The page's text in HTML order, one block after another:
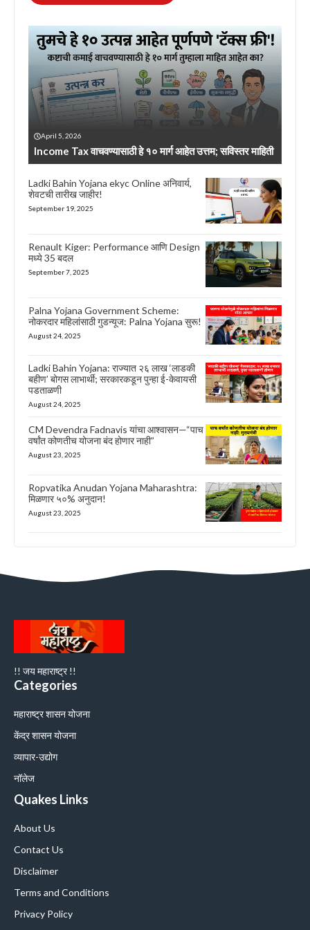
April 5, 2026
Income Tax वाचवण्यासाठी हे १० मार्ग आहेत उत्तम; सविस्तर माहिती
Ladki Bahin Yojana ekyc Online अनिवार्य,
शेवटची तारीख जाहीर!
September 19, 2025
Renault Kiger: Performance आणि Design
मध्ये 35 बदल
September 7, 2025
Palna Yojana Government Scheme:
नोकरदार महिलांसाठी गुडन्यूज: Palna Yojana सुरू!
August 24, 2025
Ladki Bahin Yojana: राज्यात २६ लाख ‘लाडकी
बहीण’ बोगस लाभार्थी; सरकारकडून पुन्हा ई-केवायसी
पडताळणी
August 24, 2025
CM Devendra Fadnavis यांचा आश्वासन—“पाच
वर्षांत कोणतीच योजना बंद होणार नाही”
August 23, 2025
Ropvatika Anudan Yojana Maharashtra:
मिळणार ५०% अनुदान!
August 23, 2025
!! जय महाराष्ट्र !!
Categories
महाराष्ट्र शासन योजना
केंद्र शासन योजना
व्यापार-उद्योग
नॉलेज
Quakes Links
About Us
Contact Us
Disclaimer
Terms and Conditions
Privacy Policy